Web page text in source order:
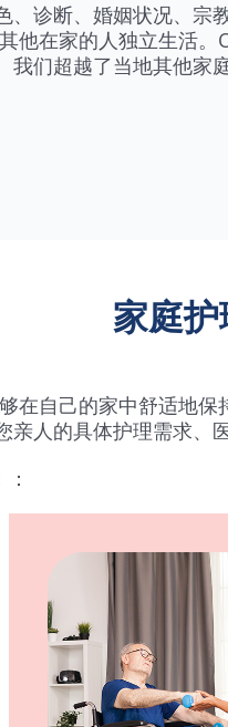
、诊断、婚姻状况、宗
他在家的人独立生活。
我们超越了当地其他家
家庭
在自己的家中舒适地
人的具体护理需求、